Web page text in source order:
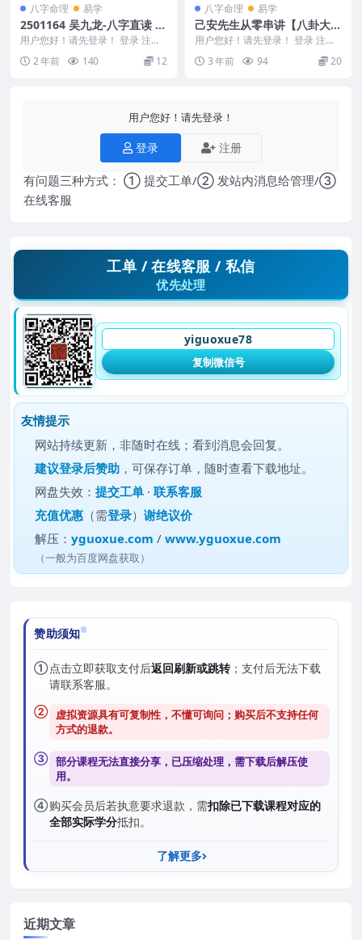
八字命理 易学
2501164 吴九龙-八字直读 高
清原版
用户您好！请先登录！ 登录 注册
吴九龙-八字直读 高清原版 25011
64 2 年前 140 12
八字命理 易学
己安先生从零串讲【八卦大全
息】+八卦大全息社群专属课
程
用户您好！请先登录！ 登录 注册
八卦大全息社群专属课程 231099-
10 ├...
3 年前 94 20
用户您好！请先登录！
登录 注册
有问题三种方式： ① 提交工单/② 发站内消息给管理/③
在线客服
工单 / 在线客服 / 私信
优先处理
yiguoxue78
复制微信号
友情提示
网站持续更新，非随时在线；看到消息会回复。
建议登录后赞助 ，可保存订单，随时查看下载地址。
网盘失效：提交工单 ·联系客服
充值优惠 （需登录）谢绝议价
解压：yguoxue.com /www.yguoxue.com
（一般为百度网盘获取）
赞助须知
①点击立即获取支付后返回刷新或跳转；支付后无法下载
请联系客服。
② 虚拟资源具有可复制性，不懂可询问；购买后不支持任何
方式的退款。
③ 部分课程无法直接分享，已压缩处理，需下载后解压使
用。
④购买会员后若执意要求退款，需扣除已下载课程对应的
全部实际学分抵扣。
了解更多
近期文章